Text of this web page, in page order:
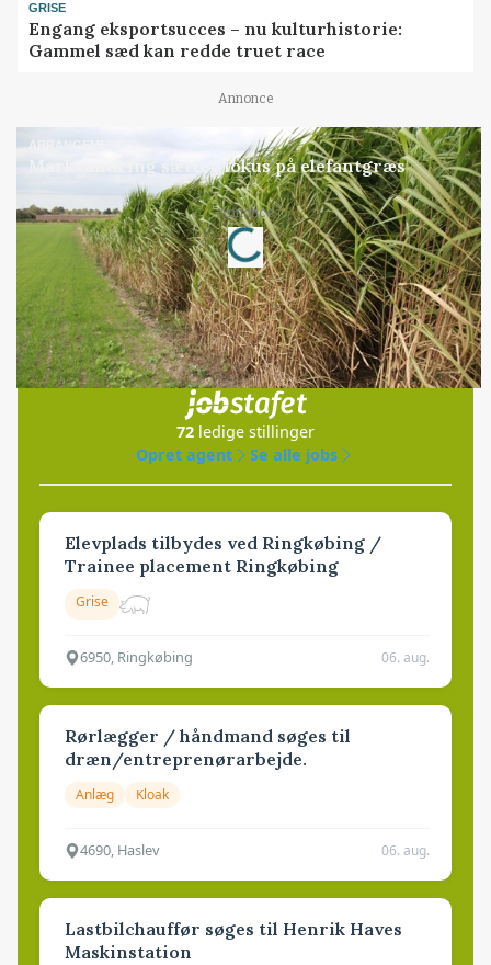
GRISE
Engang eksportsucces – nu kulturhistorie:
Gammel sæd kan redde truet race
Annonce
ARRANGEMENT
Markvandring sætter fokus på elefantgræs
Annonce
Loading...
Jobs
i samarbejde med
72 ledige stillinger
Opret agent
Se alle jobs
Elevplads tilbydes ved Ringkøbing /
Trainee placement Ringkøbing
Grise
6950, Ringkøbing 06. aug.
Rørlægger / håndmand søges til
dræn/entreprenørarbejde.
Anlæg Kloak
4690, Haslev 06. aug.
Lastbilchauffør søges til Henrik Haves
Maskinstation